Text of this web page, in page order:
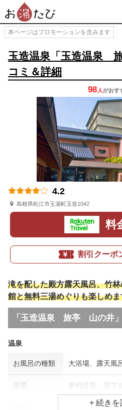
本ページはプロモーションを含みます
玉造温泉「玉造温泉
コミ＆詳細
98 人がおす
4.2
島根県松江市玉湯町玉造1042
料
割引クーポ
滝を配した殿方露天風呂、竹
館と無料三湯めぐりも楽しめ
「玉造温泉 旅亭 山の井
温泉
お風呂の種類 大浴場、露天風
泉質 単純温泉、弱ア
関節痛、筋肉痛